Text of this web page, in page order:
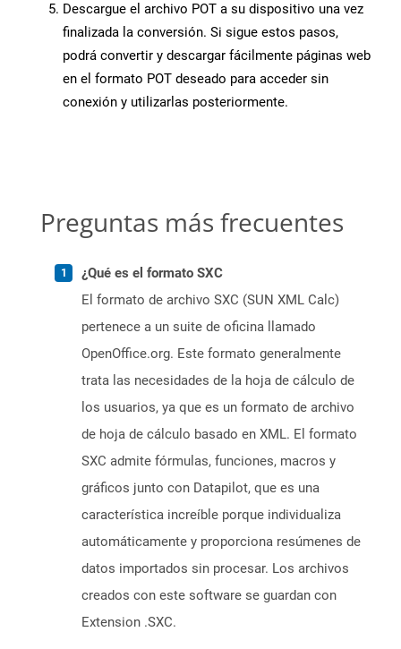
Descargue el archivo POT a su dispositivo una vez
finalizada la conversión. Si sigue estos pasos,
podrá convertir y descargar fácilmente páginas web
en el formato POT deseado para acceder sin
conexión y utilizarlas posteriormente.
Preguntas más frecuentes
¿Qué es el formato SXC
El formato de archivo SXC (SUN XML Calc)
pertenece a un suite de oficina llamado
OpenOffice.org. Este formato generalmente
trata las necesidades de la hoja de cálculo de
los usuarios, ya que es un formato de archivo
de hoja de cálculo basado en XML. El formato
SXC admite fórmulas, funciones, macros y
gráficos junto con Datapilot, que es una
característica increíble porque individualiza
automáticamente y proporciona resúmenes de
datos importados sin procesar. Los archivos
creados con este software se guardan con
Extension .SXC.